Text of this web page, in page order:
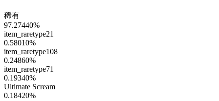
稀有
97.27440%
item_raretype21
0.58010%
item_raretype108
0.24860%
item_raretype71
0.19340%
Ultimate Scream
0.18420%